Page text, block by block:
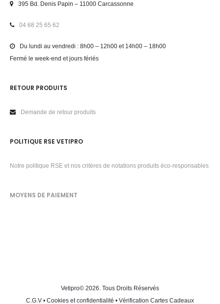
395 Bd. Denis Papin – 11000 Carcassonne
04 68 25 65 62
Du lundi au vendredi : 8h00 – 12h00 et 14h00 – 18h00
Fermé le week-end et jours fériés
RETOUR PRODUITS
Demande de retour produits
POLITIQUE RSE VETIPRO
Notre politique RSE et nos critères de notations produits éco-responsables
MOYENS DE PAIEMENT
Vetipro© 2026. Tous Droits Réservés
C.G.V • Cookies et confidentialité • Vérification Cartes Cadeaux